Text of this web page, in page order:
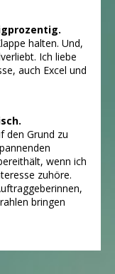
halten. Und,
Ich liebe
auch Excel und
den Grund zu
wenn ich
zuhöre.
bringen